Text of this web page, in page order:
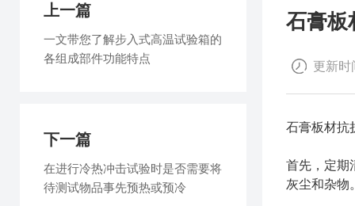
石膏板
更新时
石膏板材抗
首先，定期
灰尘和杂物
上一篇
一文带您了解步入式高温试验箱的
各组成部件功能特点
下一篇
在进行冷热冲击试验时是否需要将
待测试物品事先预热或预冷